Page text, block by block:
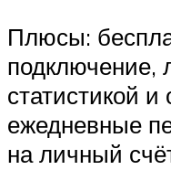
Плюсы:
подключение,
статистикой и
ежедневные
на личный